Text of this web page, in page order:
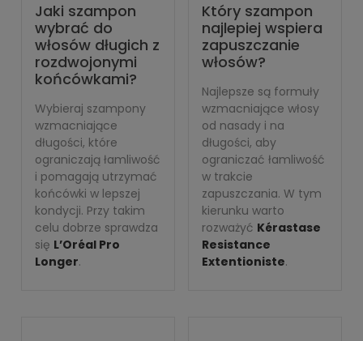
Jaki szampon
wybrać do
włosów długich z
rozdwojonymi
końcówkami?
Wybieraj szampony
wzmacniające
długości, które
ograniczają łamliwość
i pomagają utrzymać
końcówki w lepszej
kondycji. Przy takim
celu dobrze sprawdza
się L’Oréal Pro
Longer.
Który szampon
najlepiej wspiera
zapuszczanie
włosów?
Najlepsze są formuły
wzmacniające włosy
od nasady i na
długości, aby
ograniczać łamliwość
w trakcie
zapuszczania. W tym
kierunku warto
rozważyć Kérastase
Resistance
Extentioniste.